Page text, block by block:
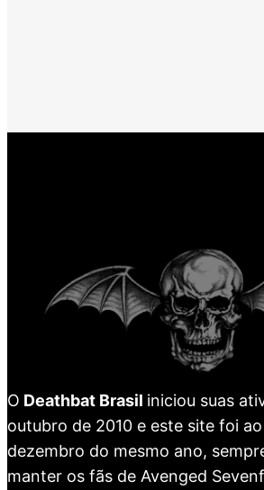
O Deathbat Brasil iniciou suas
outubro de 2010 e este site foi
dezembro do mesmo ano,
manter os fãs de Avenged